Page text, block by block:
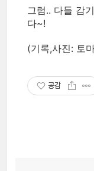
그럼.. 다들 감
다~!
(기록,사진: 토
공감